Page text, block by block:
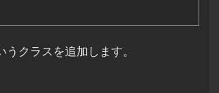
うクラスを追加します。